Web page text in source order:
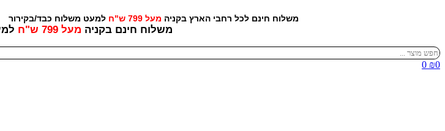
משלוח חינם לכל רחבי הארץ בקניה מעל 799 ש"ח למעט משלוח
משלוח חינם בקניה מעל 799 ש"ח
Search
...
₪0
0